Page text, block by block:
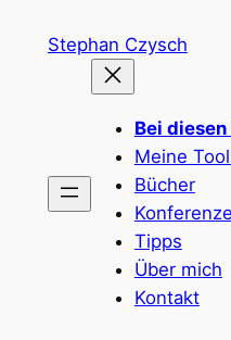
InhaltStephan Czysch
Bei
Meine
Bücher
Tipps
Über mich
Kontakt